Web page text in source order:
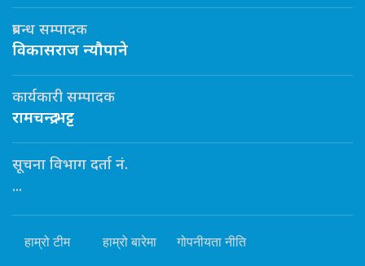
प्रबन्ध सम्पादक
विकासराज न्यौपाने
कार्यकारी सम्पादक
रामचन्द्र भट्ट
सूचना विभाग दर्ता नं.
...
हाम्रो टीम हाम्रो बारेमा गोपनीयता नीति